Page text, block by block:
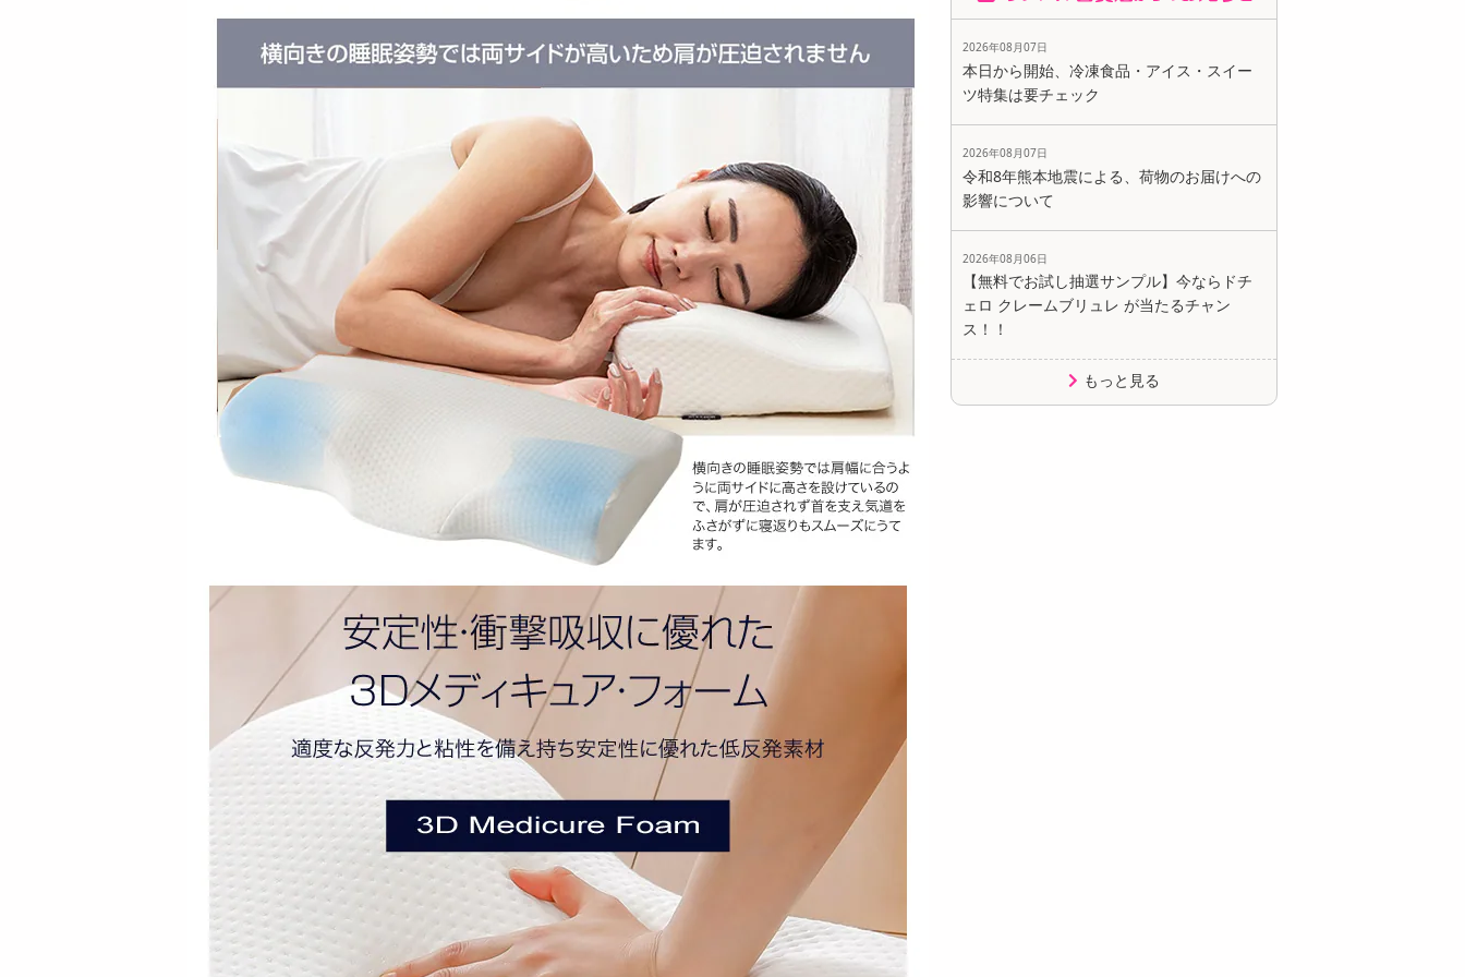
2026年08月07日
本日から開始、冷凍食品・アイス・スイー
ツ特集は要チェック
2026年08月07日
令和8年熊本地震による、荷物のお届けへの
影響について
2026年08月06日
【無料でお試し抽選サンプル】今ならドチ
ェロ クレームブリュレ が当たるチャン
ス！！
もっと見る